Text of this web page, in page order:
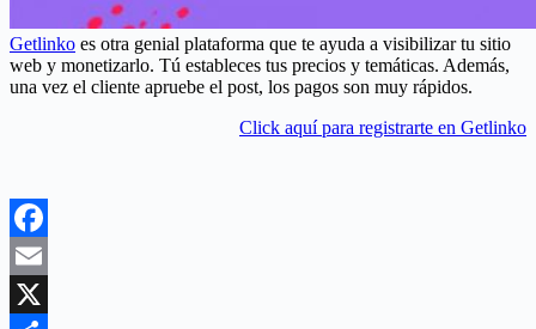
Getlinko es otra genial plataforma que te ayuda a visibilizar tu sitio
web y monetizarlo. Tú estableces tus precios y temáticas. Además,
una vez el cliente apruebe el post, los pagos son muy rápidos.
Click aquí para registrarte en Getlinko
Facebook
Email